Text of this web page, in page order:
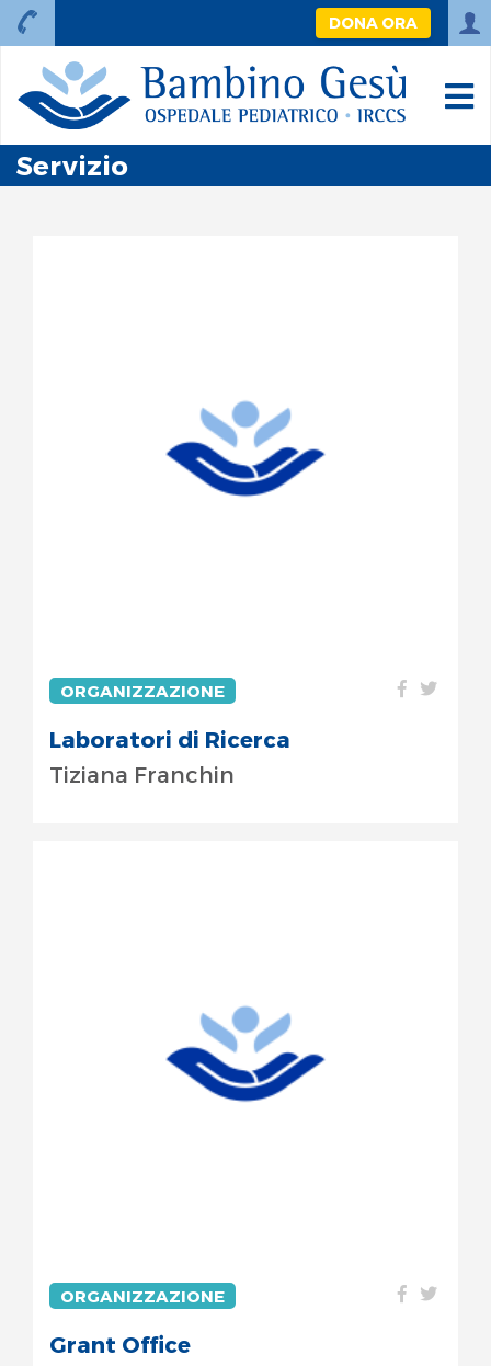
DONA ORA
Servizio
ORGANIZZAZIONE
Laboratori di Ricerca
Tiziana Franchin
ORGANIZZAZIONE
Grant Office